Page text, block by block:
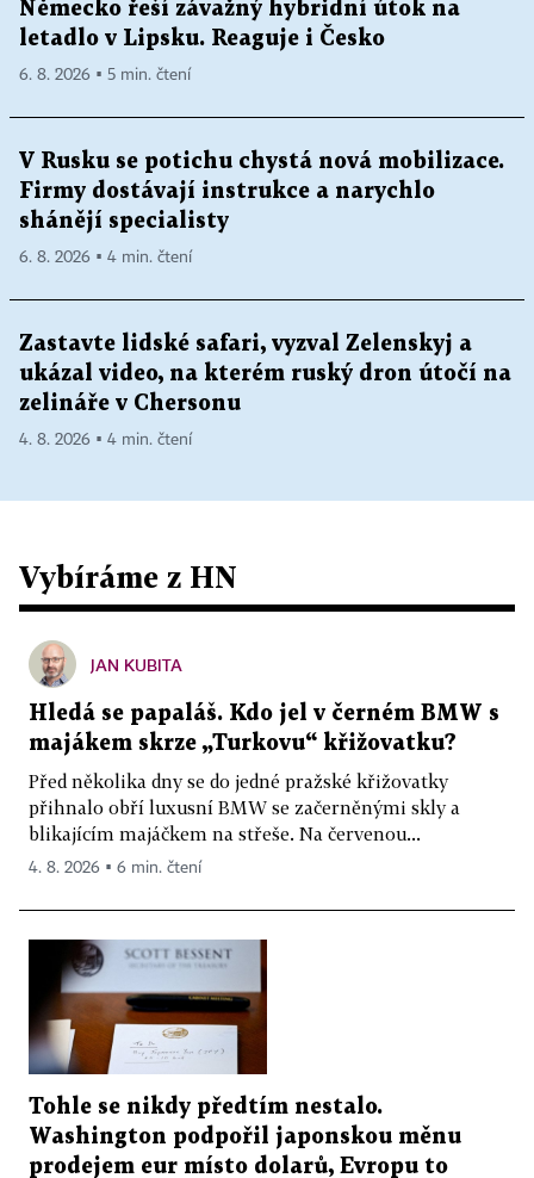
Německo řeší závažný hybridní útok na
letadlo v Lipsku. Reaguje i Česko
6. 8. 2026 ▪ 5 min. čtení
V Rusku se potichu chystá nová mobilizace.
Firmy dostávají instrukce a narychlo
shánějí specialisty
6. 8. 2026 ▪ 4 min. čtení
Zastavte lidské safari, vyzval Zelenskyj a
ukázal video, na kterém ruský dron útočí na
zelináře v Chersonu
4. 8. 2026 ▪ 4 min. čtení
Vybíráme z HN
JAN KUBITA
Hledá se papaláš. Kdo jel v černém BMW s
majákem skrze „Turkovu“ křižovatku?
Před několika dny se do jedné pražské křižovatky
přihnalo obří luxusní BMW se začerněnými skly a
blikajícím majáčkem na střeše. Na červenou...
4. 8. 2026 ▪ 6 min. čtení
Tohle se nikdy předtím nestalo.
Washington podpořil japonskou měnu
prodejem eur místo dolarů, Evropu to